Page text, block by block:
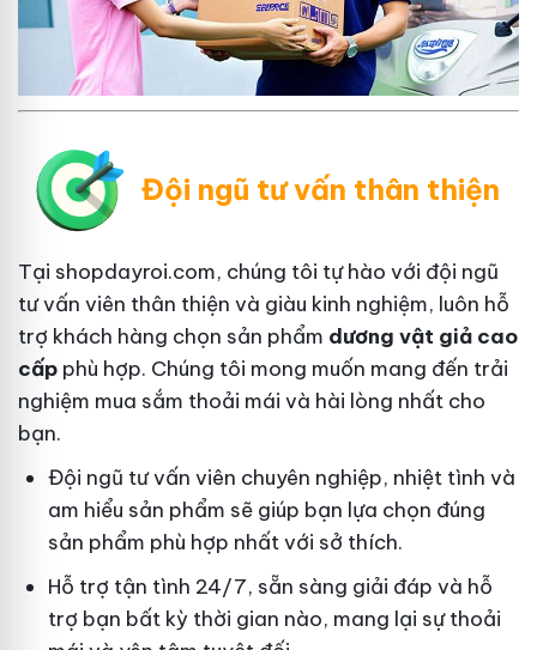
Đội ngũ tư vấn thân thiện
Tại shopdayroi.com, chúng tôi tự hào với đội ngũ
tư vấn viên thân thiện và giàu kinh nghiệm, luôn hỗ
trợ khách hàng chọn sản phẩm dương vật giả cao
cấp phù hợp. Chúng tôi mong muốn mang đến trải
nghiệm mua sắm thoải mái và hài lòng nhất cho
bạn.
Đội ngũ tư vấn viên chuyên nghiệp, nhiệt tình và
am hiểu sản phẩm sẽ giúp bạn lựa chọn đúng
sản phẩm phù hợp nhất với sở thích.
Hỗ trợ tận tình 24/7, sẵn sàng giải đáp và hỗ
trợ bạn bất kỳ thời gian nào, mang lại sự thoải